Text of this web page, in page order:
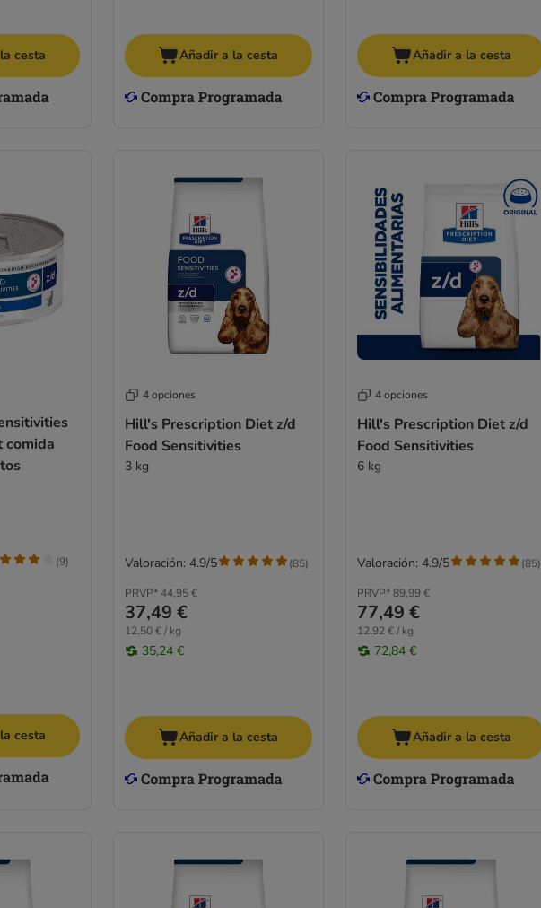
cesta Añadir a la cesta Añadir a la cesta
comida
(9)
cesta
4 opciones
Hill's Prescription Diet z/d
Food Sensitivities
3 kg
PRVP* 44,95 €
37,49 €
12,50 € / kg
35,24 €
Valoración: 4.9/5 (85)
Añadir a la cesta
4 opciones
Hill's Prescription Diet z/d
Food Sensitivities
6 kg
PRVP*89,99 €
77,49 €
12,92 € / kg
72,84 €
Valoración: 4.9/5 (85)
Añadir a la cesta